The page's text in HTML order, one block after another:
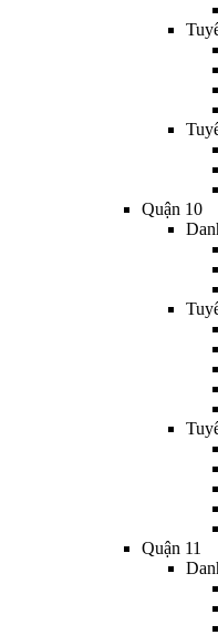
Quận 10
Quận 11